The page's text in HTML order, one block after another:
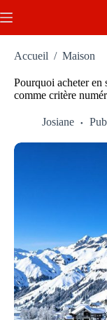
au
Accueil / Maison
Pourquoi acheter en
comme critère
Josiane